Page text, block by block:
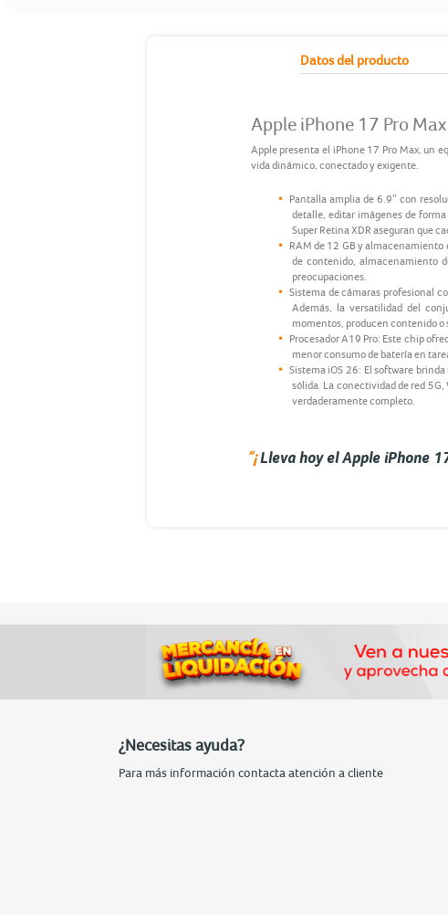
current
tab:
Datos del producto
Apple iPhone 17 Pro Max
Apple presenta el iPhone 17 Pro Max, un
vida dinámico, conectado y exigente.
Pantalla amplia de 6.9″ con
detalle, editar imágenes de
Super Retina XDR aseguran que
RAM de 12 GB y
de contenido, almacenamiento
preocupaciones.
Sistema de cámaras profesional
Además, la versatilidad del
momentos, producen contenido
Procesador A19 Pro: Este chip
menor consumo de batería en
Sistema iOS 26: El software
sólida. La conectividad de red
verdaderamente completo.
“¡Lleva hoy el Apple iPhone
¿Necesitas ayuda?
Para más información contacta atención a cliente